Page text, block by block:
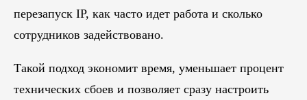
перезапуск IP, как часто идет работа и сколько
сотрудников задействовано.
Такой подход экономит время, уменьшает процент
технических сбоев и позволяет сразу настроить